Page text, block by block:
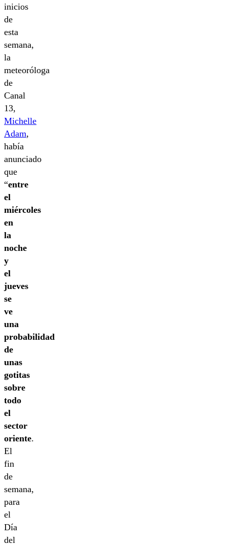
inicios
de
esta
semana,
la
meteoróloga
de
Canal
13,
Michelle
Adam,
había
anunciado
que
“entre
el
miércoles
en
la
noche
y
el
jueves
se
ve
una
probabilidad
de
unas
gotitas
sobre
todo
el
sector
oriente.
El
fin
de
semana,
para
el
Día
del